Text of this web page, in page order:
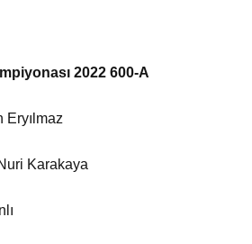
2022 600-A
Eryılmaz
Karakaya